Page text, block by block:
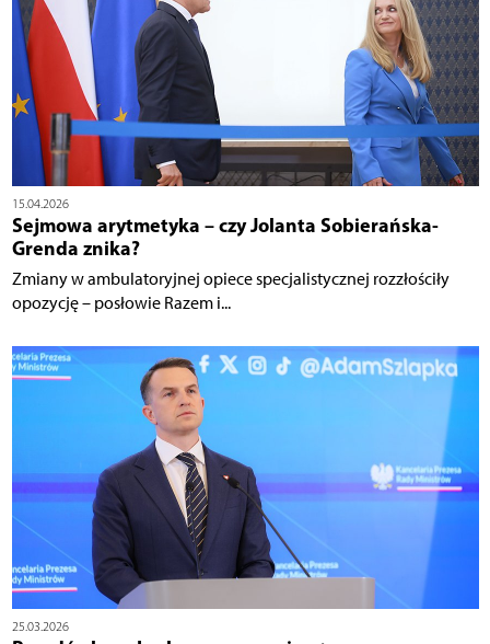
15.04.2026
Sejmowa arytmetyka – czy Jolanta Sobierańska-
Grenda znika?
Zmiany w ambulatoryjnej opiece specjalistycznej rozzłościły
opozycję – posłowie Razem i...
25.03.2026